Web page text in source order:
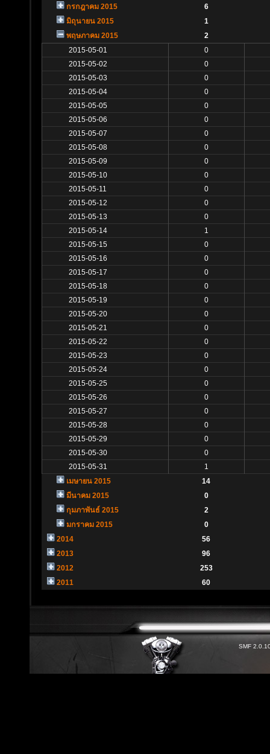
กรกฎาคม 2015
6
มิถุนายน 2015
1
พฤษภาคม 2015
2
2015-05-01
0
2015-05-02
0
2015-05-03
0
2015-05-04
0
2015-05-05
0
2015-05-06
0
2015-05-07
0
2015-05-08
0
2015-05-09
0
2015-05-10
0
2015-05-11
0
2015-05-12
0
2015-05-13
0
2015-05-14
1
2015-05-15
0
2015-05-16
0
2015-05-17
0
2015-05-18
0
2015-05-19
0
2015-05-20
0
2015-05-21
0
2015-05-22
0
2015-05-23
0
2015-05-24
0
2015-05-25
0
2015-05-26
0
2015-05-27
0
2015-05-28
0
2015-05-29
0
2015-05-30
0
2015-05-31
1
เมษายน 2015
14
มีนาคม 2015
0
กุมภาพันธ์ 2015
2
มกราคม 2015
0
2014
56
2013
96
2012
253
2011
60
SMF